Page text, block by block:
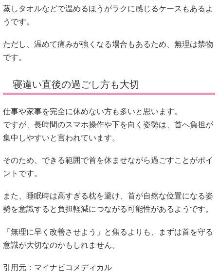
蒸しタオルなどで温めるほうがラクに感じるケースもあるよ
うです。
ただし、温めて痛みが強くなる場合もあるため、無理は禁物
です。
寝違い直後の過ごし方も大切
仕事や家事を完全に休めない方も多いと思います。
ですが、長時間のスマホ操作や下を向く姿勢は、首へ負担が
集中しやすいと言われています。
そのため、できる範囲で首を休ませながら過ごすことがポイ
ントです。
また、睡眠時は高すぎる枕を避け、首が自然な位置になる姿
勢を意識すると負担軽減につながる可能性があるようです。
「無理に早く改善させよう」と焦るよりも、まずは首を守る
意識が大切なのかもしれません。
引用元：マイナビコメディカル